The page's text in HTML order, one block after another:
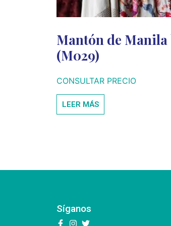
Mantón de Manila
(M029)
CONSULTAR PRECIO
LEER MÁS
Síganos